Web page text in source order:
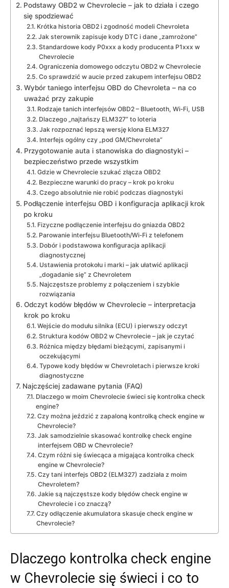
Podstawy OBD2 w Chevrolecie – jak to działa i czego
się spodziewać
Krótka historia OBD2 i zgodność modeli Chevroleta
Jak sterownik zapisuje kody DTC i dane „zamrożone”
Standardowe kody P0xxx a kody producenta P1xxx w
Chevrolecie
Ograniczenia domowego odczytu OBD2 w Chevrolecie
Co sprawdzić w aucie przed zakupem interfejsu OBD2
Wybór taniego interfejsu OBD do Chevroleta – na co
uważać przy zakupie
Rodzaje tanich interfejsów OBD2 – Bluetooth, Wi‑Fi, USB
Dlaczego „najtańszy ELM327” to loteria
Jak rozpoznać lepszą wersję klona ELM327
Interfejs ogólny czy „pod GM/Chevroleta”
Przygotowanie auta i stanowiska do diagnostyki –
bezpieczeństwo przede wszystkim
Gdzie w Chevrolecie szukać złącza OBD2
Bezpieczne warunki do pracy – krok po kroku
Czego absolutnie nie robić podczas diagnostyki
Podłączenie interfejsu OBD i konfiguracja aplikacji krok
po kroku
Fizyczne podłączenie interfejsu do gniazda OBD2
Parowanie interfejsu Bluetooth/Wi‑Fi z telefonem
Dobór i podstawowa konfiguracja aplikacji
diagnostycznej
Ustawienia protokołu i marki – jak ułatwić aplikacji
„dogadanie się” z Chevroletem
Najczęstsze problemy z połączeniem i szybkie
rozwiązania
Odczyt kodów błędów w Chevrolecie – interpretacja
krok po kroku
Wejście do modułu silnika (ECU) i pierwszy odczyt
Struktura kodów OBD2 w Chevrolecie – jak je czytać
Różnica między błędami bieżącymi, zapisanymi i
oczekującymi
Typowe kody błędów w Chevroletach i pierwsze kroki
diagnostyczne
Najczęściej zadawane pytania (FAQ)
Dlaczego w moim Chevrolecie świeci się kontrolka check
engine?
Czy można jeździć z zapaloną kontrolką check engine w
Chevrolecie?
Jak samodzielnie skasować kontrolkę check engine
interfejsem OBD w Chevrolecie?
Czym różni się świecąca a migająca kontrolka check
engine w Chevrolecie?
Czy tani interfejs OBD2 (ELM327) zadziała z moim
Chevroletem?
Jakie są najczęstsze kody błędów check engine w
Chevrolecie i co znaczą?
Czy odłączenie akumulatora skasuje check engine w
Chevrolecie?
Dlaczego kontrolka check engine
w Chevrolecie się świeci i co to